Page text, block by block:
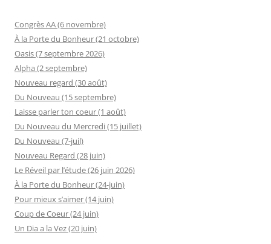
Congrès AA (6 novembre)
À la Porte du Bonheur (21 octobre)
Oasis (7 septembre 2026)
Alpha (2 septembre)
Nouveau regard (30 août)
Du Nouveau (15 septembre)
Laisse parler ton coeur (1 août)
Du Nouveau du Mercredi (15 juillet)
Du Nouveau (7-juil)
Nouveau Regard (28 juin)
Le Réveil par l’étude (26 juin 2026)
À la Porte du Bonheur (24-juin)
Pour mieux s’aimer (14 juin)
Coup de Coeur (24 juin)
Un Dia a la Vez (20 juin)